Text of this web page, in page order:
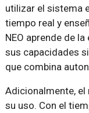
utilizar el sistema
tiempo real y
NEO aprende de
sus capacidades
que combina
Adicionalmente,
su uso. Con el